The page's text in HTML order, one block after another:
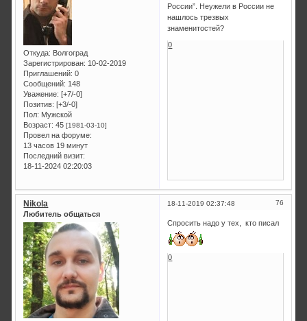
Откуда: Волгоград
Зарегистрирован: 10-02-2019
Приглашений: 0
Сообщений: 148
Уважение: [+7/-0]
Позитив: [+3/-0]
Пол: Мужской
Возраст: 45[1981-03-10]
Провел на форуме:
13 часов 19 минут
Последний визит:
18-11-2024 02:20:03
России”. Неужели в России не
нашлось трезвых
знаменитостей?
0
76
18-11-2019 02:37:48
Nikola
Любитель общаться
Спросить надо у тех, кто писал
0